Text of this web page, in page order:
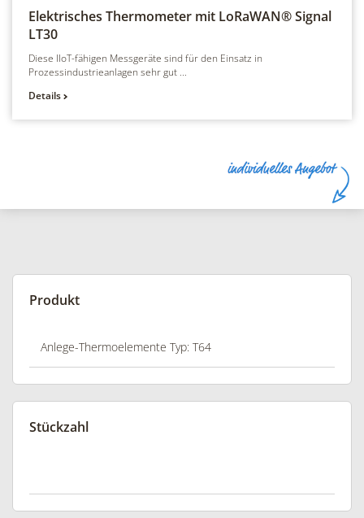
Elektrisches Thermometer mit LoRaWAN® Signal
LT30
Diese IIoT-fähigen Messgeräte sind für den Einsatz in
Prozessindustrieanlagen sehr gut ...
Details
Produkt
Stückzahl